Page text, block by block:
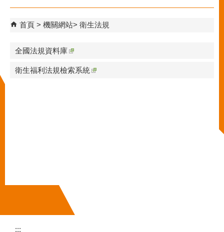
首頁 機關網站 衛生法規
全國法規資料庫
衛生福利法規檢索系統
:::